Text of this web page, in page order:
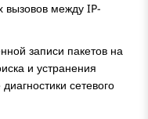
вызовов между IP-
записи пакетов на
и устранения
сетевого